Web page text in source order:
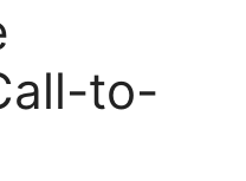
to-